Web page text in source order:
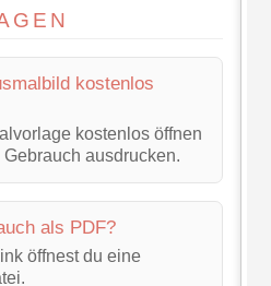
kostenlos
kostenlos öffnen
ausdrucken.
als PDF?
öffnest du eine